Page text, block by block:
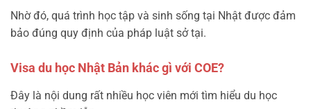
Nhờ đó, quá trình học tập và sinh sống tại Nhật được đảm
bảo đúng quy định của pháp luật sở tại.
Visa du học Nhật Bản khác gì với COE?
Đây là nội dung rất nhiều học viên mới tìm hiểu du học